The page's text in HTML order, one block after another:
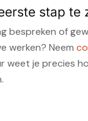
stap te
bespreken of
werken? Neem
weet je precies